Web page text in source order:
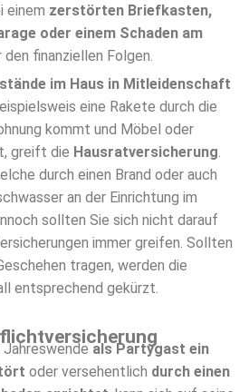
einem zerstörten Briefkasten,
oder einem Schaden am
finanziellen Folgen.
im Haus in Mitleidenschaft
eine Rakete durch die
kommt und Möbel oder
greift die Hausratversicherung.
durch einen Brand oder auch
an der Einrichtung im
sollten Sie sich nicht darauf
immer greifen. Sollten
tragen, werden die
entsprechend gekürzt.
Jahreswendeals Partygast ein
oder versehentlich durch einen